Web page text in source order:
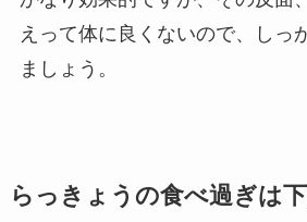
えって体に良くないので、しっ
ましょう。
らっきょうの食べ過ぎは